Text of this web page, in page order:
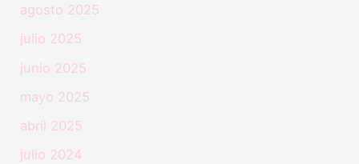
agosto 2025
julio 2025
junio 2025
mayo 2025
abril 2025
julio 2024